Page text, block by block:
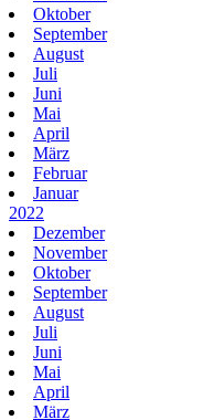
Oktober
September
August
Juli
Juni
Mai
April
März
Februar
Januar
2022
Dezember
November
Oktober
September
August
Juli
Juni
Mai
April
März